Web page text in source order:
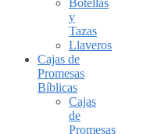
y
Tazas
Llaveros
Cajas de
Promesas
Bíblicas
Cajas
de
Promesas